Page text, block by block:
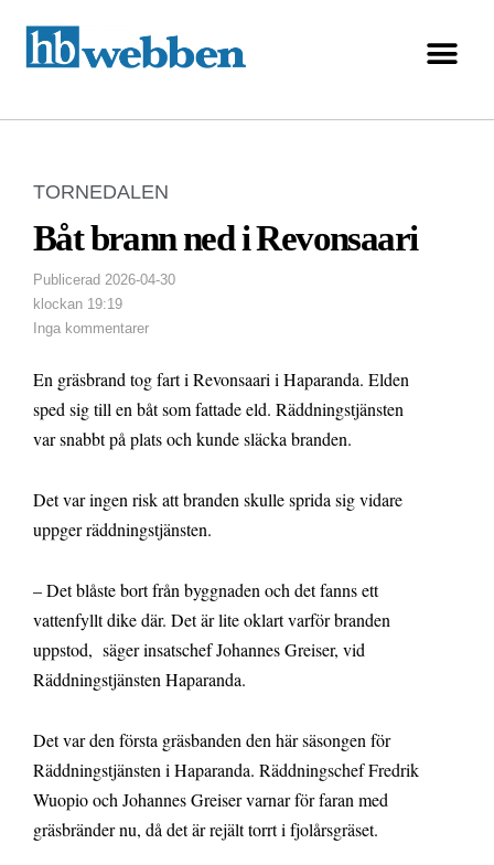
TORNEDALEN
Båt brann ned i Revonsaari
Publicerad 2026-04-30
klockan 19:19
Inga kommentarer
En gräsbrand tog fart i Revonsaari i Haparanda. Elden
sped sig till en båt som fattade eld. Räddningstjänsten
var snabbt på plats och kunde släcka branden.
Det var ingen risk att branden skulle sprida sig vidare
uppger räddningstjänsten.
– Det blåste bort från byggnaden och det fanns ett
vattenfyllt dike där. Det är lite oklart varför branden
uppstod, säger insatschef Johannes Greiser, vid
Räddningstjänsten Haparanda.
Det var den första gräsbanden den här säsongen för
Räddningstjänsten i Haparanda. Räddningschef Fredrik
Wuopio och Johannes Greiser varnar för faran med
gräsbränder nu, då det är rejält torrt i fjolårsgräset.